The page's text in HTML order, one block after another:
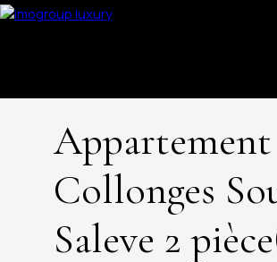
Appartement
Collonges
Saleve 2